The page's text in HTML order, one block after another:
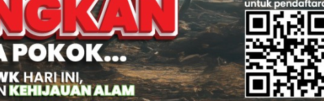
Osai